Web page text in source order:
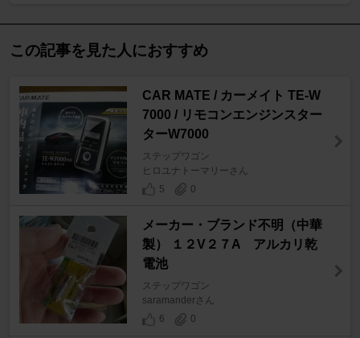
この記事を見た人におすすめ
CAR MATE / カーメイト TE-W
7000 / リモコンエンジンスター
ターW7000
ステップワゴン
ヒロユナトーマリーさん
5
0
メーカー・ブランド不明（中華
製） １２V２７A アルカリ乾
電池
ステップワゴン
saramanderさん
6
0